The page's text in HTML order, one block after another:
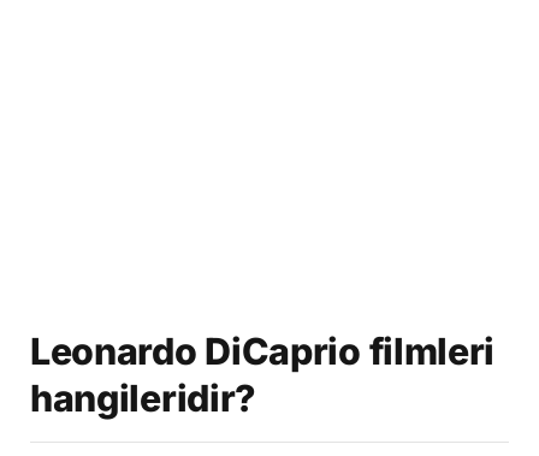
Leonardo DiCaprio filmleri
hangileridir?